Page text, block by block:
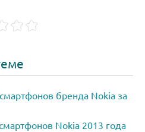
бренда Nokia за
Nokia 2013 года